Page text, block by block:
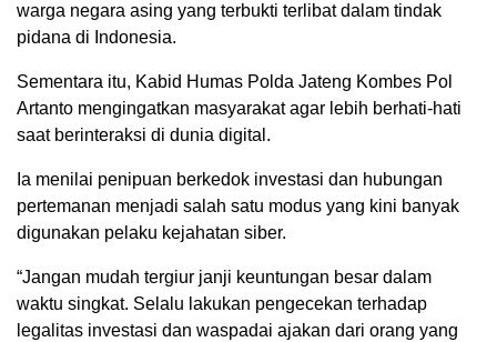
warga negara asing yang terbukti terlibat dalam tindak
pidana di Indonesia.
Sementara itu, Kabid Humas Polda Jateng Kombes Pol
Artanto mengingatkan masyarakat agar lebih berhati-hati
saat berinteraksi di dunia digital.
Ia menilai penipuan berkedok investasi dan hubungan
pertemanan menjadi salah satu modus yang kini banyak
digunakan pelaku kejahatan siber.
“Jangan mudah tergiur janji keuntungan besar dalam
waktu singkat. Selalu lakukan pengecekan terhadap
legalitas investasi dan waspadai ajakan dari orang yang